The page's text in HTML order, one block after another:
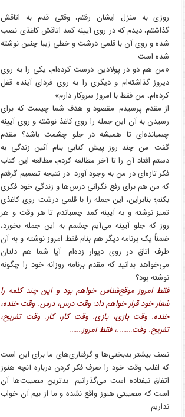
روزی به منزل ایشان رفتم، وقتی قدم به اتاقش
گذاشتم، دیدم که در روی آیینه کمد اتاقش کاغذی نصب
شده و روی آن با قلمی درشت و خطی زیبا چنین نوشته
شده است:
«من هم دو در پولادین درست کرده‌ام، یکی را به روی
دیروز گذاشته‌ام و دیگری را به روی فردای آینده قفل
کرده‌ام، من فقط با امروز سروکار دارم»
از مقدم پرسیدم: مقصود و هدف شما چیست که برای
رسیدن به آن این جمله را روی کاغذ نوشته و روی آیینه
چسبانده‌ای تا همیشه در جلو چشمت باشد؟ مقدم
گفت: من چند روز پیش کتابی بنام آئین زندگی به
دستم افتاد آن را تا آخر مطالعه کردم، مطالعه این کتاب
فکر تازه‌ای در من به وجود آورد. در نتیجه تصمیم گرفتم
که من هم برای رفع نگرانی درس‌ها و زندگی خود فکری
بکنم؛ بنابراین، این جمله را با قلمی درشت روی کاغذی
تمیز نوشته و به آیینه کمد چسباندم تا هر وقت و هر
روز که جلو آیینه می‌آیم چشمم به این جمله بخورد،
ضمناً یک برنامه دیگر هم بنام فقط امروز نوشته و به آن
طرف اتاق در روی دیوار زده‌ام. آیا شما هم دلتان
می‌خواهد بدانید که مقدم برنامه روزانه خود را چگونه
نوشته بود؟
فقط امروز موقع‌شناس خواهم بود و این چند کلمه را
شعار خود قرار خواهم داد: وقت درس، درس. وقت خنده،
خنده. وقت بازی، بازی. وقت کار، کار. وقت تفریح،
تفریح. وقت……..، فقط امروز…….
نصف بیشتر بدبختی‌ها و گرفتاری‌های ما برای این است
که اغلب وقت خود را صرف فکر کردن درباره آنچه هنوز
اتفاق نیفتاده است می‌گذرانیم. بدترین مصیبت‌ها آن
است که مصیبتی هنوز واقع نشده و ما از بیم آن خواب
نداریم